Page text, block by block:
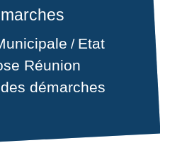
/ Etat
Réunion
démarches